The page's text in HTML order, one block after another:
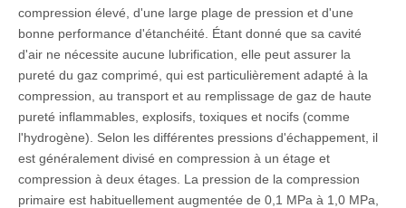
compression élevé, d'une large plage de pression et d'une
bonne performance d'étanchéité. Étant donné que sa cavité
d'air ne nécessite aucune lubrification, elle peut assurer la
pureté du gaz comprimé, qui est particulièrement adapté à la
compression, au transport et au remplissage de gaz de haute
pureté inflammables, explosifs, toxiques et nocifs (comme
l'hydrogène). Selon les différentes pressions d'échappement, il
est généralement divisé en compression à un étage et
compression à deux étages. La pression de la compression
primaire est habituellement augmentée de 0,1 MPa à 1,0 MPa,